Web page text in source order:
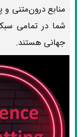
منابع درون‌متنی
شما در تمامی
جهانی هستند.